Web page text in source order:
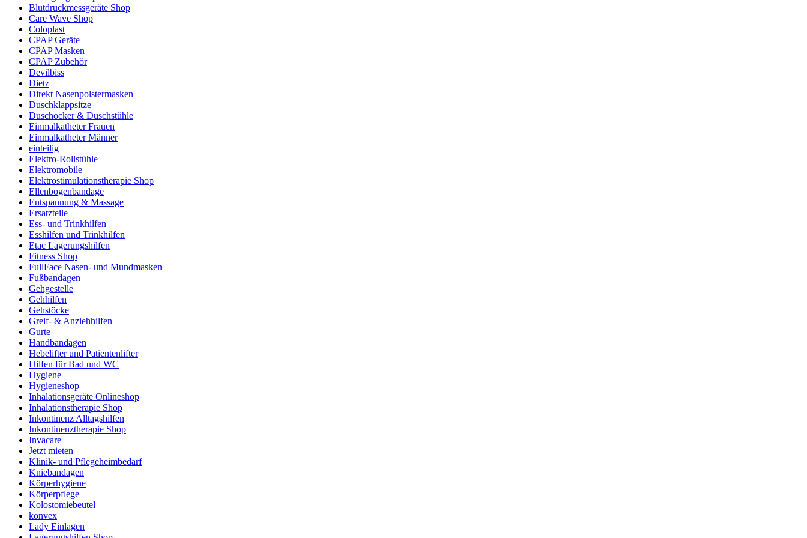
Blutdruckmessgeräte Shop
Care Wave Shop
Coloplast
CPAP Geräte
CPAP Masken
CPAP Zubehör
Devilbiss
Dietz
Direkt Nasenpolstermasken
Duschklappsitze
Duschocker & Duschstühle
Einmalkatheter Frauen
Einmalkatheter Männer
einteilig
Elektro-Rollstühle
Elektromobile
Elektrostimulationstherapie Shop
Ellenbogenbandage
Entspannung & Massage
Ersatzteile
Ess- und Trinkhilfen
Esshilfen und Trinkhilfen
Etac Lagerungshilfen
Fitness Shop
FullFace Nasen- und Mundmasken
Fußbandagen
Gehgestelle
Gehhilfen
Gehstöcke
Greif- & Anziehhilfen
Gurte
Handbandagen
Hebelifter und Patientenlifter
Hilfen für Bad und WC
Hygiene
Hygieneshop
Inhalationsgeräte Onlineshop
Inhalationstherapie Shop
Inkontinenz Alltagshilfen
Inkontinenztherapie Shop
Invacare
Jetzt mieten
Klinik- und Pflegeheimbedarf
Kniebandagen
Körperhygiene
Körperpflege
Kolostomiebeutel
konvex
Lady Einlagen